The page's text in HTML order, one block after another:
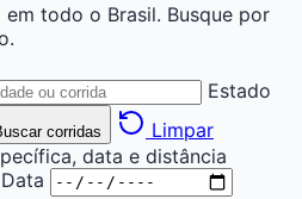
todo o Brasil. Busque por
Estado
corridas
Limpar
data e distância
Data